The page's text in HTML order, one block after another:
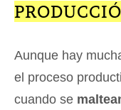
Aunque hay
el proceso
cuando se